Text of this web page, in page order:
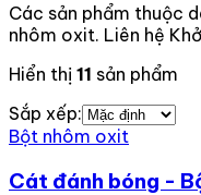
Các sản phẩm thuộc
nhôm oxit. Liên hệ
Hiển thị 11 sản phẩm
Sắp xếp:
Bột nhôm oxit
Cát đánh bóng -